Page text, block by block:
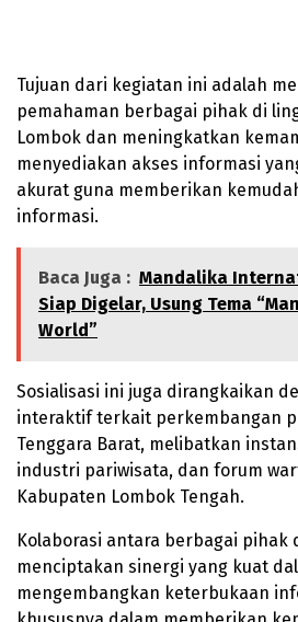
Tujuan dari kegiatan ini adalah
pemahaman berbagai pihak di
Lombok dan meningkatkan
menyediakan akses informasi
akurat guna memberikan
informasi.
Baca Juga : Mandalika
Siap Digelar, Usung Tema
World”
Sosialisasi ini juga dirangkaikan
interaktif terkait perkembangan
Tenggara Barat, melibatkan
industri pariwisata, dan forum
Kabupaten Lombok Tengah.
Kolaborasi antara berbagai pihak
menciptakan sinergi yang kuat
mengembangkan keterbukaan